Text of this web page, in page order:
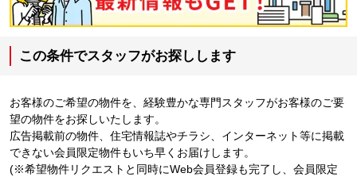
この条件でスタッフがお探しします
お客様のご希望の物件を、経験豊かな専門スタッフがお客様のご要
望の物件をお探しいたします。
広告掲載前の物件、住宅情報誌やチラシ、インターネット等に掲載
できない会員限定物件もいち早くお届けします。
(※希望物件リクエストと同時にWeb会員登録も完了し、会員限定